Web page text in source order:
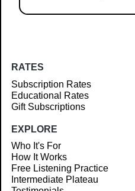
RATES
Subscription Rates
Educational Rates
Gift Subscriptions
EXPLORE
Who It's For
How It Works
Free Listening Practice
Intermediate Plateau